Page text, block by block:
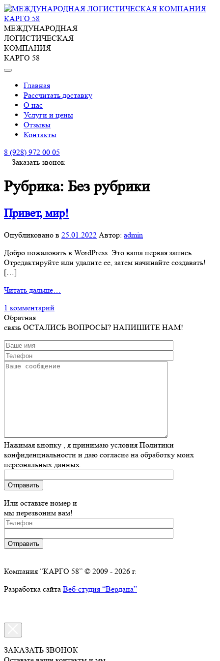
МЕЖДУНАРОДНАЯ
ЛОГИСТИЧЕСКАЯ
КОМПАНИЯ
КАРГО 58
Главная
Рассчитать доставку
О нас
Услуги и цены
Отзывы
Контакты
8 (928) 972 00 05
Заказать звонок
Рубрика: Без рубрики
Привет, мир!
Опубликовано в 25.01.2022 Автор: admin
Добро пожаловать в WordPress. Это ваша первая запись.
Отредактируйте или удалите ее, затем начинайте создавать!
[…]
Читать дальше…
1 комментарий
Обратная
связь ОСТАЛИСЬ ВОПРОСЫ? НАПИШИТЕ НАМ!
Нажимая кнопку , я принимаю условия Политики
конфиденциальности и даю согласие на обработку моих
персональных данных.
Или оставьте номер и
мы перезвоним вам!
Компания “КАРГО 58” © 2009 - 2026 г.
Разработка сайта Веб-студия “Вердана”
ЗАКАЗАТЬ ЗВОНОК